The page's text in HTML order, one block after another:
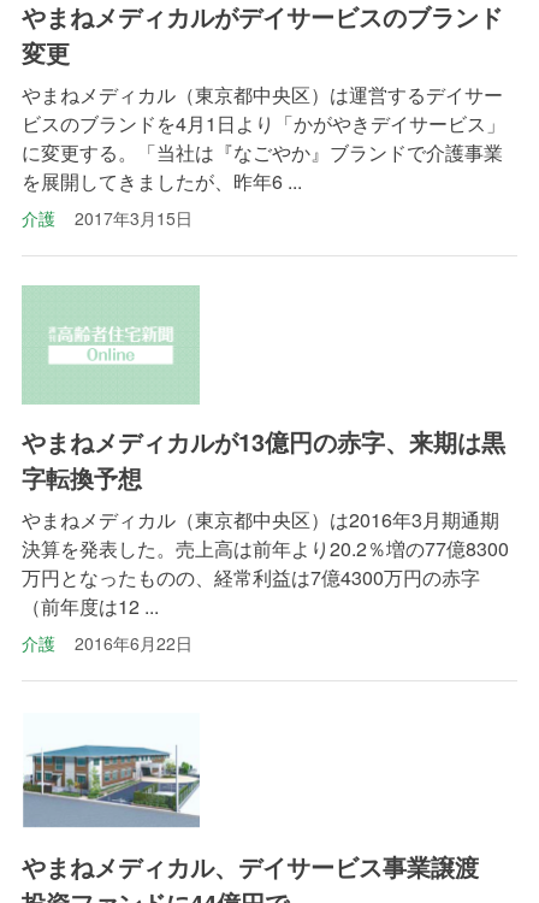
やまねメディカルがデイサービスのブランド
変更
やまねメディカル（東京都中央区）は運営するデイサー
ビスのブランドを4月1日より「かがやきデイサービス」
に変更する。「当社は『なごやか』ブランドで介護事業
を展開してきましたが、昨年6 ...
介護 2017年3月15日
やまねメディカルが13億円の赤字、来期は黒
字転換予想
やまねメディカル（東京都中央区）は2016年3月期通期
決算を発表した。売上高は前年より20.2％増の77億8300
万円となったものの、経常利益は7億4300万円の赤字
（前年度は12 ...
介護 2016年6月22日
やまねメディカル、デイサービス事業譲渡